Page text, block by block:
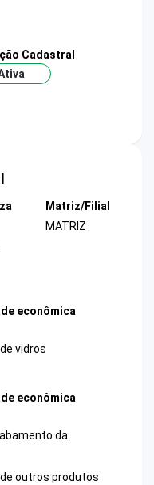
Cadastral
Matriz/Filial
MATRIZ
econômica
vidros
econômica
da
outros produtos